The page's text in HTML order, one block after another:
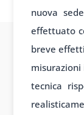
nuova
effettuato
breve
misurazioni
tecnica